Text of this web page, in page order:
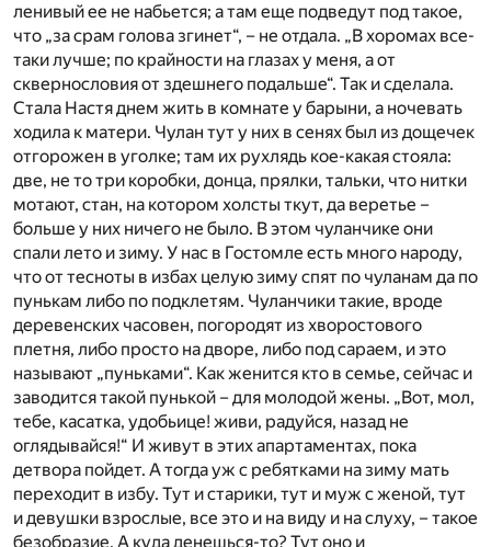
ленивый ее не набьется; а там еще подведут под такое,
что „за срам голова згинет“, – не отдала. „В хоромах все-
таки лучше; по крайности на глазах у меня, а от
сквернословия от здешнего подальше“. Так и сделала.
Стала Настя днем жить в комнате у барыни, а ночевать
ходила к матери. Чулан тут у них в сенях был из дощечек
отгорожен в уголке; там их рухлядь кое-какая стояла:
две, не то три коробки, донца, прялки, тальки, что нитки
мотают, стан, на котором холсты ткут, да веретье –
больше у них ничего не было. В этом чуланчике они
спали лето и зиму. У нас в Гостомле есть много народу,
что от тесноты в избах целую зиму спят по чуланам да по
пунькам либо по подклетям. Чуланчики такие, вроде
деревенских часовен, погородят из хворостового
плетня, либо просто на дворе, либо под сараем, и это
называют „пуньками“. Как женится кто в семье, сейчас и
заводится такой пунькой – для молодой жены. „Вот, мол,
тебе, касатка, удобьице! живи, радуйся, назад не
оглядывайся!“ И живут в этих апартаментах, пока
детвора пойдет. А тогда уж с ребятками на зиму мать
переходит в избу. Тут и старики, тут и муж с женой, тут
и девушки взрослые, все это и на виду и на слуху, – такое
безобразие. А куда денешься-то? Тут оно и